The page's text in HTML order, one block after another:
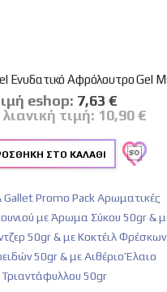
eshop: Ειδική
Τιμή
7,63 €
τιμή: 10,90 €
ΣΤΟ ΚΑΛΆΘΙ